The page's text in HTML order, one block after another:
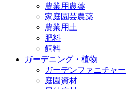
農業用農薬
家庭園芸農薬
農業用土
肥料
飼料
ガーデニング・植物
ガーデンファニチャー
庭園資材